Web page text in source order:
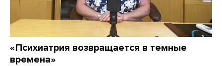
«Психиатрия возвращается в темные
времена»